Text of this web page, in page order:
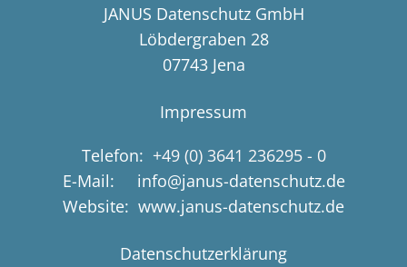
JANUS Datenschutz GmbH
Löbdergraben 28
07743 Jena
Impressum
Telefon: +49 (0) 3641 236295 - 0
E-Mail: info@janus-datenschutz.de
Website: www.janus-datenschutz.de
Datenschutzerklärung